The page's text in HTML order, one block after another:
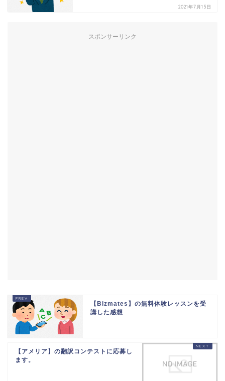
2021年7月15日
スポンサーリンク
【Bizmates】の無料体験レッスンを受
講した感想
【アメリア】の翻訳コンテストに応募し
ます。